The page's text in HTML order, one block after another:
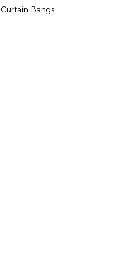
Curtain Bangs